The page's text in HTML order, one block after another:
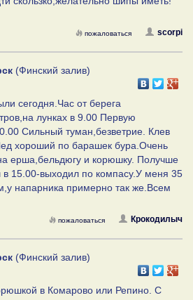
scorpi
пожаловаться
(Финский залив)
сегодня.Час от берега
лунках в 9.00 Первую
Сильный туман,безветрие. Клев
хороший по барашек бура.Очень
ерша,бельдюгу и корюшку. Получше
15.00-выходил по компасу.У меня 35
напарника примерно так же.Всем
Крокодилыч
пожаловаться
(Финский залив)
в Комарово или Репино. С